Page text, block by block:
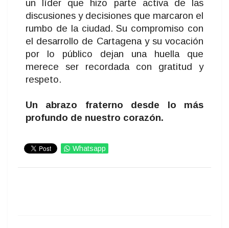
un líder que hizo parte activa de las
discusiones y decisiones que marcaron el
rumbo de la ciudad. Su compromiso con
el desarrollo de Cartagena y su vocación
por lo público dejan una huella que
merece ser recordada con gratitud y
respeto.
Un abrazo fraterno desde lo más
profundo de nuestro corazón.
Whatsapp